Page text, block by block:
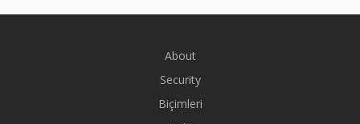
About
Security
Biçimleri